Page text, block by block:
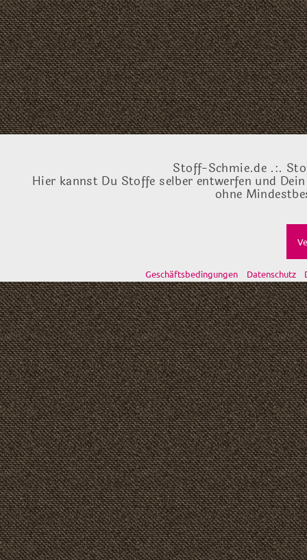
Stoff-Schmie.de .:.
Hier kannst Du Stoffe selber entwerfen und
ohne
Geschäftsbedingungen Datenschutz